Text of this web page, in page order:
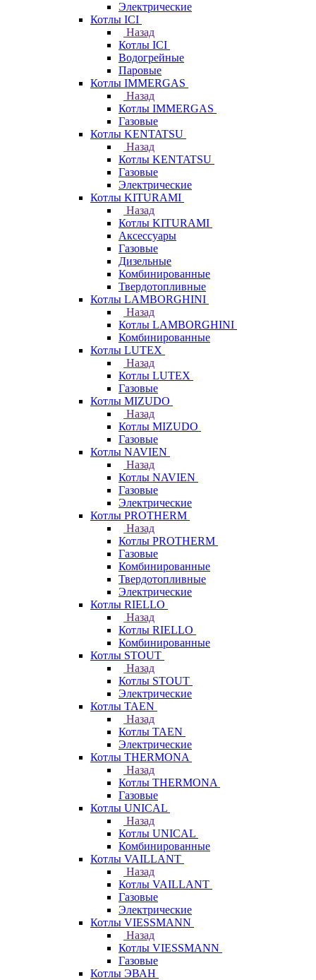
Электрические
Котлы ICI
Назад
Котлы ICI
Водогрейные
Паровые
Котлы IMMERGAS
Назад
Котлы IMMERGAS
Газовые
Котлы KENTATSU
Назад
Котлы KENTATSU
Газовые
Электрические
Котлы KITURAMI
Назад
Котлы KITURAMI
Аксессуары
Газовые
Дизельные
Комбинированные
Твердотопливные
Котлы LAMBORGHINI
Назад
Котлы LAMBORGHINI
Комбинированные
Котлы LUTEX
Назад
Котлы LUTEX
Газовые
Котлы MIZUDO
Назад
Котлы MIZUDO
Газовые
Котлы NAVIEN
Назад
Котлы NAVIEN
Газовые
Электрические
Котлы PROTHERM
Назад
Котлы PROTHERM
Газовые
Комбинированные
Твердотопливные
Электрические
Котлы RIELLO
Назад
Котлы RIELLO
Комбинированные
Котлы STOUT
Назад
Котлы STOUT
Электрические
Котлы TAEN
Назад
Котлы TAEN
Электрические
Котлы THERMONA
Назад
Котлы THERMONA
Газовые
Котлы UNICAL
Назад
Котлы UNICAL
Комбинированные
Котлы VAILLANT
Назад
Котлы VAILLANT
Газовые
Электрические
Котлы VIESSMANN
Назад
Котлы VIESSMANN
Газовые
Котлы ЭВАН